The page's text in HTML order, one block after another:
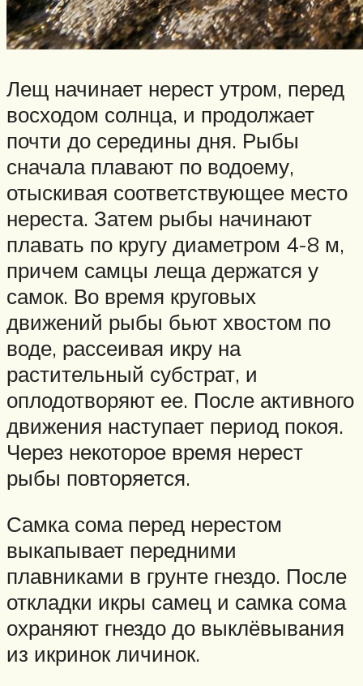
Лещ начинает нерест утром, перед
восходом солнца, и продолжает
почти до середины дня. Рыбы
сначала плавают по водоему,
отыскивая соответствующее место
нереста. Затем рыбы начинают
плавать по кругу диаметром 4-8 м,
причем самцы леща держатся у
самок. Во время круговых
движений рыбы бьют хвостом по
воде, рассеивая икру на
растительный субстрат, и
оплодотворяют ее. После активного
движения наступает период покоя.
Через некоторое время нерест
рыбы повторяется.
Самка сома перед нерестом
выкапывает передними
плавниками в грунте гнездо. После
откладки икры самец и самка сома
охраняют гнездо до выклёвывания
из икринок личинок.